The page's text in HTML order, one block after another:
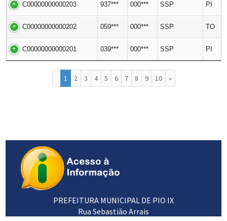
C00000000000203 937*** 000*** SSP PI
C00000000000202 059*** 000*** SSP TO
C00000000000201 039*** 000*** SSP PI
1 2 3 4 5 6 7 8 9 10 »
PREFEITURA MUNICIPAL DE PIO IX
Rua Sebastião Arrais